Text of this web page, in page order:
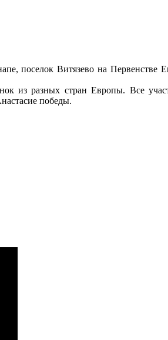
поселок Витязево на
из разных стран Европы. Все
победы.